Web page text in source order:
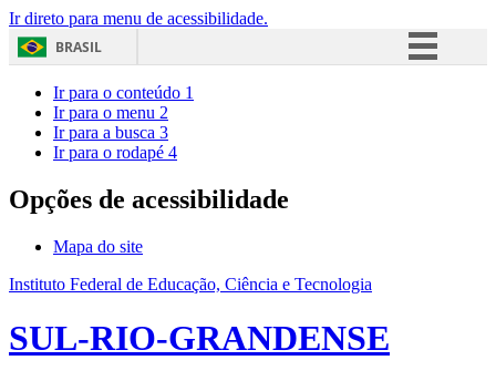
Ir direto para menu de acessibilidade.
BRASIL
Acesso à informação
Ir para o conteúdo 1
Ir para o menu 2
Ir para a busca 3
Ir para o rodapé 4
Opções de acessibilidade
Mapa do site
Instituto Federal de Educação, Ciência e Tecnologia
SUL-RIO-GRANDENSE